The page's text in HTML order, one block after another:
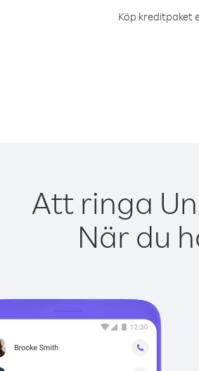
Köp kreditpaket
Att ringa
När du